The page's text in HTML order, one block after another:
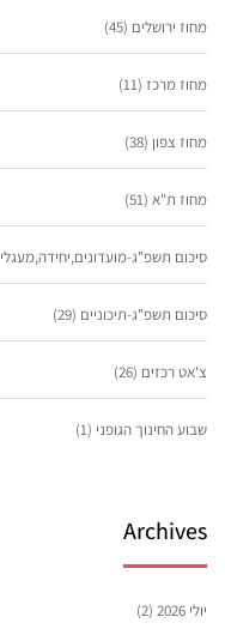
מחוז ירושלים (45)
מחוז מרכז (11)
מחוז צפון (38)
מחוז ת"א (51)
סיכום תשפ"ג-מועדונים,יחידה,מעגלי
סיכום תשפ"ג-תיכוניים (29)
צ'אט רכזים (26)
שבוע החינוך הגופני (1)
Archives
יולי 2026 (2)